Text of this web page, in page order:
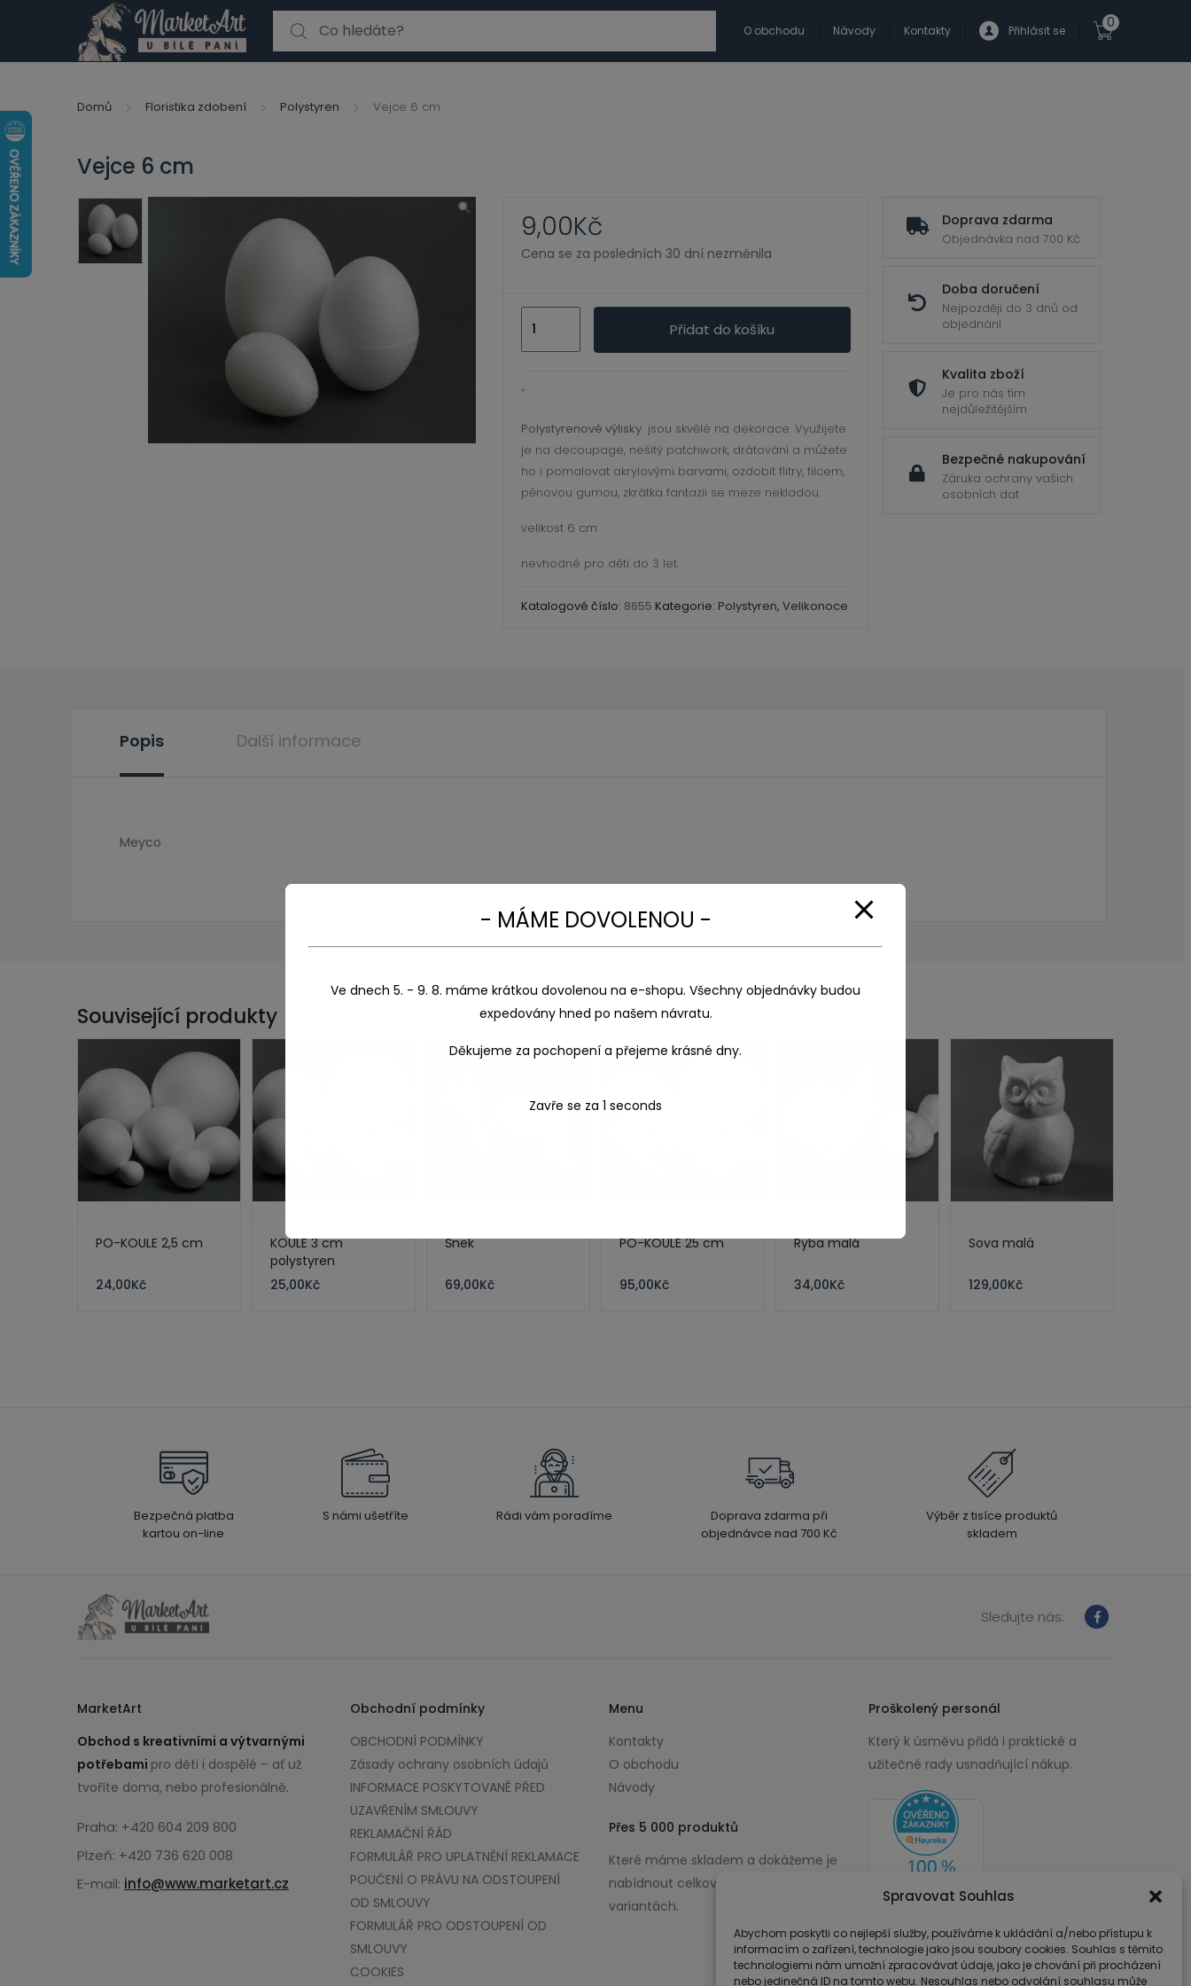
Spravovat Souhlas
Abychom poskytli co nejlepší služby, používáme k ukládání a/nebo přístupu k
informacím o zařízení, technologie jako jsou soubory cookies. Souhlas s těmito
technologiemi nám umožní zpracovávat údaje, jako je chování při procházení
nebo jedinečná ID na tomto webu. Nesouhlas nebo odvolání souhlasu může
Search for:
O obchodu Návody Kontakty Přihlásit se 0
Domů Floristika zdobení Polystyren Vejce 6 cm
Vejce 6 cm
Doprava zdarma
Objednávka nad 700 Kč
Doba doručení
Nejpozději do 3 dnů od
objednání
Kvalita zboží
Je pro nás tím
nejdůležitějším
Bezpečné nakupování
Záruka ochrany vašich
osobních dat
9,00Kč
Cena se za posledních 30 dní nezměnila
množství
Přidat do košíku
”
Polystyrenové výlisky jsou skvělé na dekorace. Využijete
je na decoupage, nešitý patchwork, drátování a můžete
ho i pomalovat akrylovými barvami, ozdobit flitry, filcem,
pěnovou gumou, zkrátka fantazii se meze nekladou.
velikost 6 cm
nevhodné pro děti do 3 let.
Katalogové číslo: 8655 Kategorie: Polystyren, Velikonoce
Popis Další informace
Meyco
Související produkty
PO-KOULE 2,5 cm
24,00Kč
KOULE 3 cm
polystyren
25,00Kč
Šnek
69,00Kč
PO-KOULE 25 cm
95,00Kč
Ryba malá
34,00Kč
Sova malá
129,00Kč
Bezpečná platba
kartou on-line
S námi ušetříte Rádi vám poradíme
Doprava zdarma při
objednávce nad 700 Kč
Výběr z tisíce produktů
skladem
Sledujte nás:
MarketArt
Obchod s kreativními a výtvarnými
potřebami pro děti i dospělé – ať už
tvoříte doma, nebo profesionálně.
Praha: +420 604 209 800
Plzeň: +420 736 620 008
E-mail: info@www.marketart.cz
Obchodní podmínky
OBCHODNÍ PODMÍNKY
Zásady ochrany osobních údajů
INFORMACE POSKYTOVANÉ PŘED
UZAVŘENÍM SMLOUVY
REKLAMAČNÍ ŘÁD
FORMULÁŘ PRO UPLATNĚNÍ REKLAMACE
POUČENÍ O PRÁVU NA ODSTOUPENÍ
OD SMLOUVY
FORMULÁŘ PRO ODSTOUPENÍ OD
SMLOUVY
COOKIES
Menu
Kontakty
O obchodu
Návody
Přes 5 000 produktů
Které máme skladem a dokážeme je
nabídnout celkově až v 100 000
variantách.
Proškolený personál
Který k úsměvu přidá i praktické a
užitečné rady usnadňující nákup.
modal-check
- MÁME DOVOLENOU -
Ve dnech 5. - 9. 8. máme krátkou dovolenou na e-shopu. Všechny objednávky budou
expedovány hned po našem návratu.
Děkujeme za pochopení a přejeme krásné dny.
Zavře se za 1 seconds